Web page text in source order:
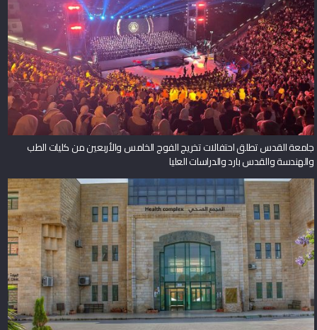
جامعة القدس تطلق احتفالات تخريج الفوج الخامس والأربعين من كليات الطب
والهندسة والقدس بارد والدراسات العليا